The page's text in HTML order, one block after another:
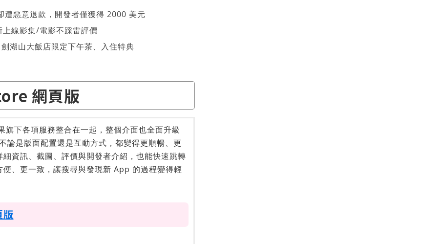
惡意退款，開發者僅獲得 2000 美元
線影集/電影不踩雷評價
湖山大飯店限定下午茶、入住特典
網頁版
旗下各項服務整合在一起，整個介面也全面升級
論是版面配置還是互動方式，都變得更順暢、更
資訊、截圖、評價與開發者介紹，也能快速跳轉
、更一致，讓搜尋與發現新 App 的過程變得輕